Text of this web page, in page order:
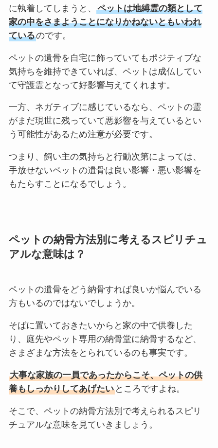
に執着してしまうと、 ペットは地縛霊の類として
家の中をさまようことになりかねないともいわれ
ているのです。
ペットの遺骨を自宅に飾っていてもポジティブな
気持ちを維持できていれば、ペットは成仏してい
て守護霊となって好影響与えてくれます。
一方、ネガティブに感じているなら、ペットの霊
がまだ現世に残っていて悪影響を与えているとい
う可能性があるため注意が必要です。
つまり、飼い主の気持ちと行動次第によっては、
手放せないペットの遺骨は良い影響・悪い影響を
もたらすことになるでしょう。
ペットの納骨方法別に考えるスピリチュ
アルな意味は？
ペットの遺骨をどう納骨すれば良いか悩んでいる
方もいるのではないでしょうか。
そばに置いておきたいからと家の中で供養した
り、庭先やペット専用の納骨堂に納骨するなど、
さまざまな方法をとられているのも事実です。
大事な家族の一員であったからこそ、ペットの供
養もしっかりしてあげたいところですよね。
そこで、ペットの納骨方法別で考えられるスピリ
チュアルな意味を見ていきましょう。